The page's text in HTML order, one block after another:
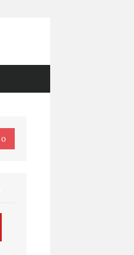
Search